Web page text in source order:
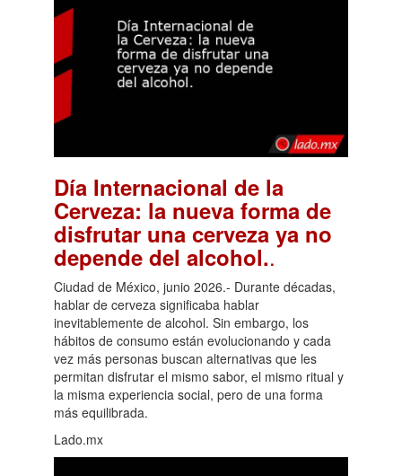
Día Internacional de la
Cerveza: la nueva forma de
disfrutar una cerveza ya no
depende del alcohol..
Ciudad de México, junio 2026.- Durante décadas,
hablar de cerveza significaba hablar
inevitablemente de alcohol. Sin embargo, los
hábitos de consumo están evolucionando y cada
vez más personas buscan alternativas que les
permitan disfrutar el mismo sabor, el mismo ritual y
la misma experiencia social, pero de una forma
más equilibrada.
Lado.mx